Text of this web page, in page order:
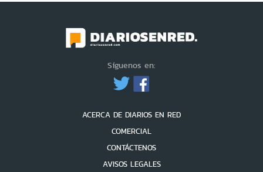
Síguenos en:
ACERCA DE DIARIOS EN RED
COMERCIAL
CONTÁCTENOS
AVISOS LEGALES